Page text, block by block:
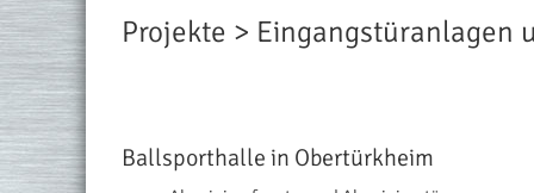
Brandschutzverglasungen
Wartungs- und
Projekte > Eingangstüranlagen
Ballsporthalle in Obertürkheim